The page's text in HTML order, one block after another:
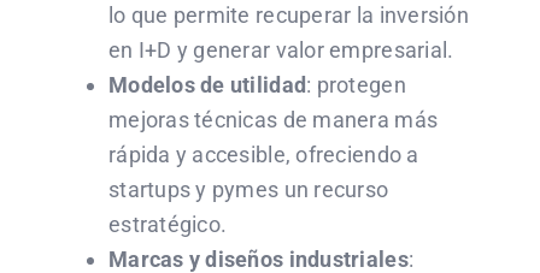
lo que permite recuperar la inversión
en I+D y generar valor empresarial.
Modelos de utilidad: protegen
mejoras técnicas de manera más
rápida y accesible, ofreciendo a
startups y pymes un recurso
estratégico.
Marcas y diseños industriales: